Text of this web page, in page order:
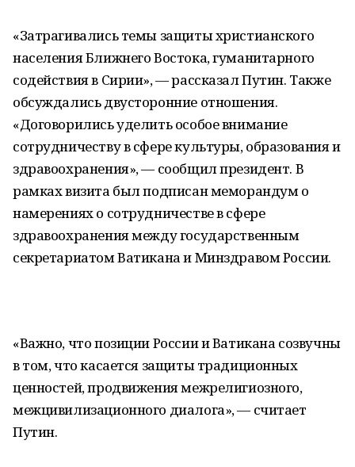
«Затрагивались темы защиты христианского
населения Ближнего Востока, гуманитарного
содействия в Сирии», — рассказал Путин. Также
обсуждались двусторонние отношения.
«Договорились уделить особое внимание
сотрудничеству в сфере культуры, образования и
здравоохранения», — сообщил президент. В
рамках визита был подписан меморандум о
намерениях о сотрудничестве в сфере
здравоохранения между государственным
секретариатом Ватикана и Минздравом России.
«Важно, что позиции России и Ватикана созвучны
в том, что касается защиты традиционных
ценностей, продвижения межрелигиозного,
межцивилизационного диалога», — считает
Путин.